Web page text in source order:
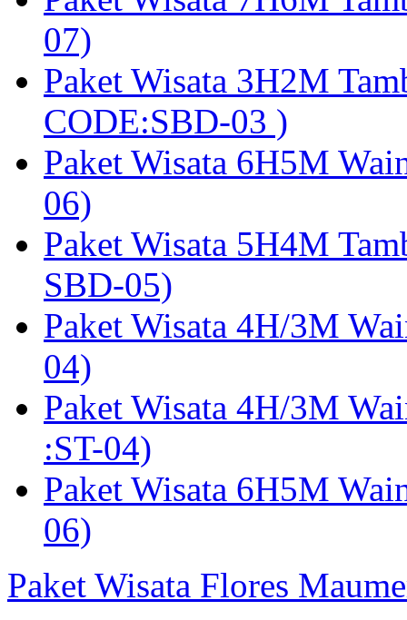
07)
Paket Wisata 3H2M
CODE:SBD-03 )
Paket Wisata 6H5M
06)
Paket Wisata 5H4M
SBD-05)
Paket Wisata 4H/3M
04)
Paket Wisata 4H/3M
:ST-04)
Paket Wisata 6H5M
06)
Paket Wisata Flores